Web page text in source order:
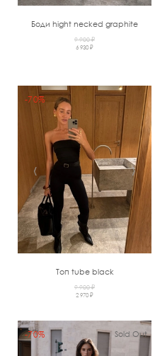
Боди hight necked graphite
9 900 ₽
6 930 ₽
‹ ›
-70%
Топ tube black
9 900 ₽
2 970 ₽
-70% Sold Out